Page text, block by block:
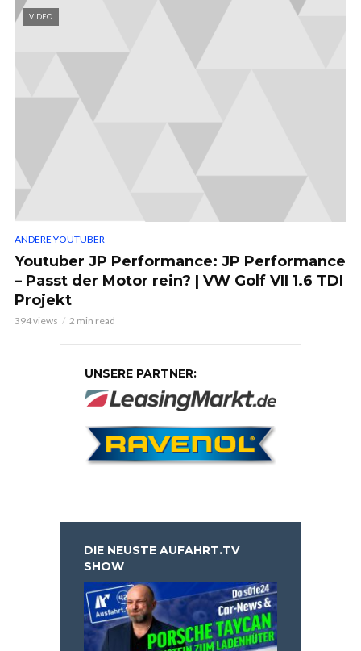
VIDEO
ANDERE YOUTUBER
Youtuber JP Performance: JP Performance
– Passt der Motor rein? | VW Golf VII 1.6 TDI
Projekt
394 views 2 min read
UNSERE PARTNER:
DIE NEUSTE AUFAHRT.TV
SHOW